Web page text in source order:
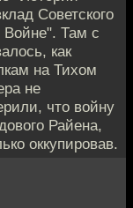
Советского
Там с
как
на Тихом
не
что войну
Райена,
оккупировав.